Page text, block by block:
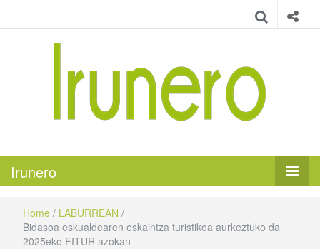
Irunero
Home / LABURREAN /
Bidasoa eskualdearen eskaintza turistikoa aurkeztuko da
2025eko FITUR azokan